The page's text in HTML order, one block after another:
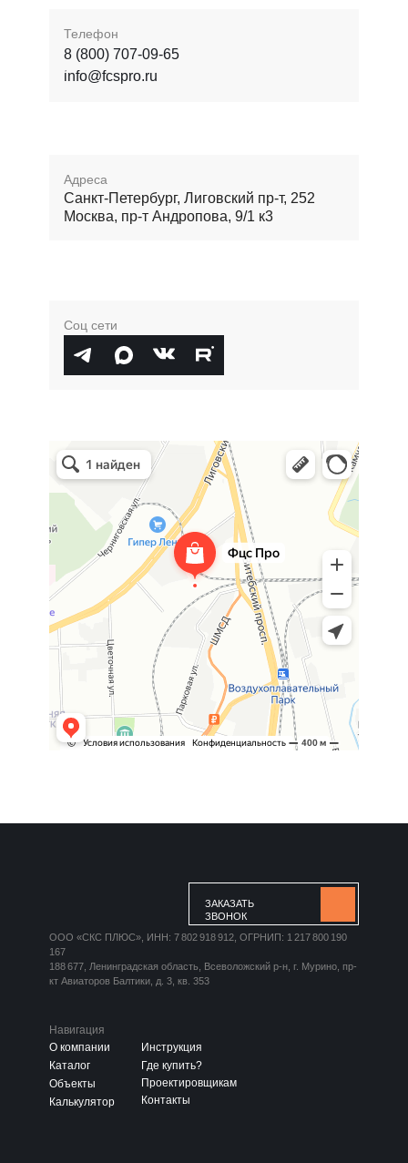
Соц сети
Адреса
Санкт-Петербург, Лиговский пр-т, 252
Москва, пр-т Андропова, 9/1 к3
Телефон
8 (800) 707-09-65
info@fcspro.ru
Навигация
О компании
Каталог
Объекты
Калькулятор
Инструкция
Где купить?
Проектировщикам
Контакты
ЗАКАЗАТЬ
ЗВОНОК
ООО «СКС ПЛЮС», ИНН: 7 802 918 912, ОГРНИП: 1 217 800 190
167
188 677, Ленинградская область, Всеволожский р-н, г. Мурино, пр-
кт Авиаторов Балтики, д. 3, кв. 353